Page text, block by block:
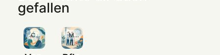
gefallen
Community Mitgliedschaft